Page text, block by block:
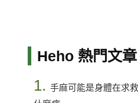
Heho 熱門文章
1. 手麻可能是身體在求